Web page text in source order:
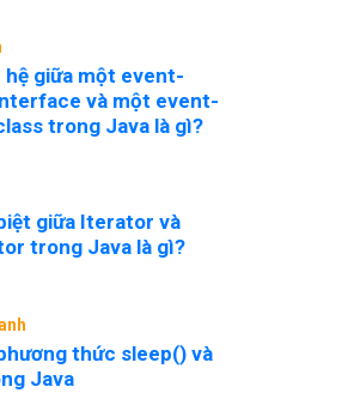
hệ giữa một event-
và một event-
trong Java là gì?
giữa Iterator và
trong Java là gì?
thức sleep() và
Java